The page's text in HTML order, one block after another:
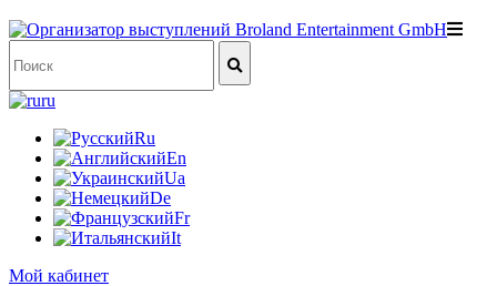
ru
Ru
En
Ua
De
Fr
It
Мой кабинет